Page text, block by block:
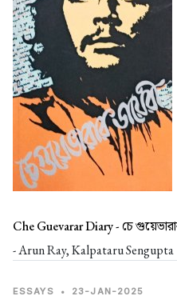
Che Guevarar Diary -চে
- Arun Ray, Kalpataru Sengupta
ESSAYS • 23-JAN-2025